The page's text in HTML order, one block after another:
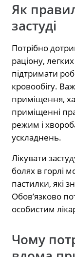
Як
застуді
Потрібно
раціону,
підтримати
кровообігу.
приміщення,
приміщенні
режим і
ускладнень.
Лікувати
болях в горлі
пастилки, які
Обов’язково
особистим
Чому